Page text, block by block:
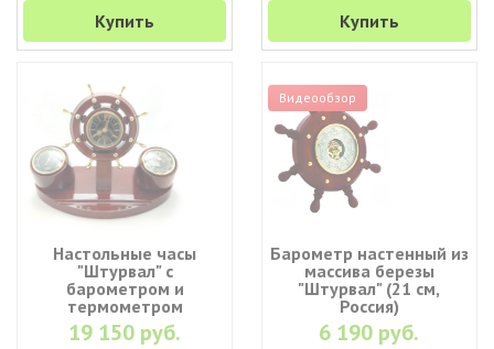
Купить Купить
Настольные часы
"Штурвал" с
барометром и
термометром
19 150 руб.
Видеообзор
Барометр настенный из
массива березы
"Штурвал" (21 см,
Россия)
6 190 руб.